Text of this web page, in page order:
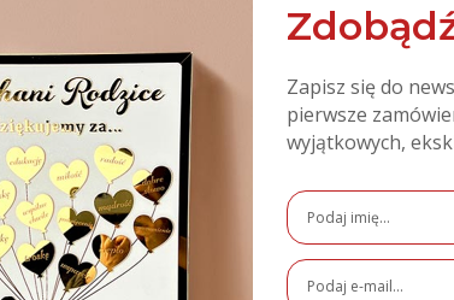
Zapisz się do
pierwsze
wyjątkowych,